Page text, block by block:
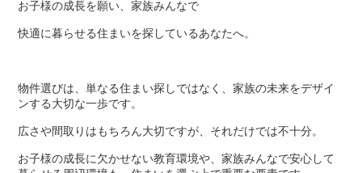
お子様の成長を願い、家族みんなで
快適に暮らせる住まいを探しているあなたへ。
物件選びは、単なる住まい探しではなく、家族の未来をデザイ
ンする大切な一歩です。
広さや間取りはもちろん大切ですが、それだけでは不十分。
お子様の成長に欠かせない教育環境や、家族みんなで安心して